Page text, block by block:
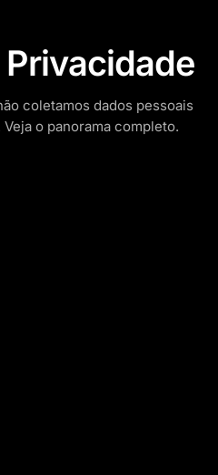
coletamos dados pessoais
o panorama completo.